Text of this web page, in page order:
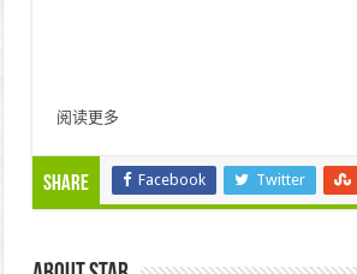
阅读更多
Share Facebook Twitter